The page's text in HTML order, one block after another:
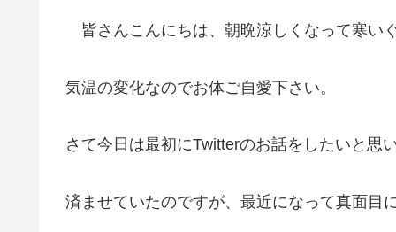
皆さんこんにちは、朝晩涼しくなって寒い
気温の変化なのでお体ご自愛下さい。
さて今日は最初にTwitterのお話をしたいと思
済ませていたのですが、最近になって真面目